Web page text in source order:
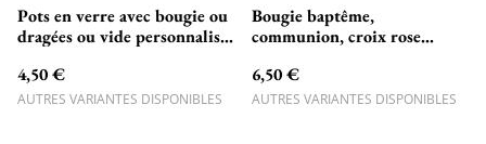
Pots en verre avec bougie ou
dragées ou vide personnalisés
!
4,50 €
AUTRES VARIANTES DISPONIBLES
Bougie baptême,
communion, croix rose
6,50 €
AUTRES VARIANTES DISPONIBLES